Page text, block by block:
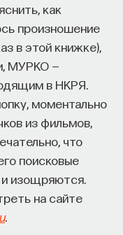
как
произношение
в этой книжке),
МУРКО —
в НКРЯ.
моментально
из фильмов,
что
поисковые
изощряются.
на сайте
.
Во-первых,
XII века. Во-
на предыдущих
свод 90-х
Древнейший
текст,
том, что в 30-е
рассказ.